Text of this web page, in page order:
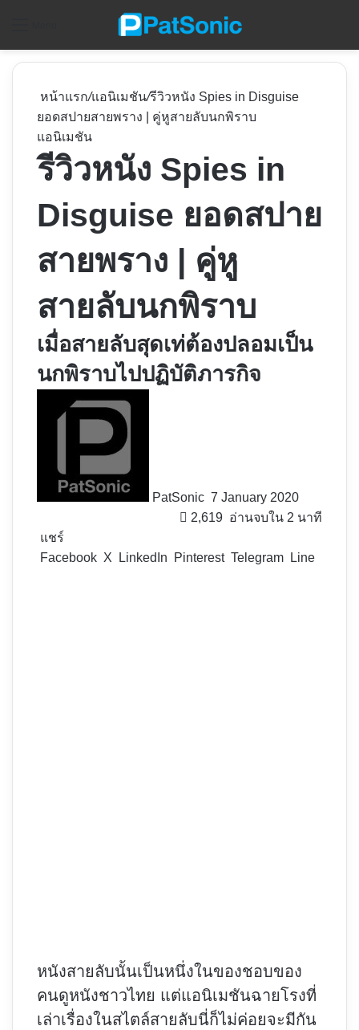
หน้าแรก/แอนิเมชัน/รีวิวหนัง Spies in Disguise
ยอดสปายสายพราง | คู่หูสายลับนกพิราบ
แอนิเมชัน
รีวิวหนัง Spies in
Disguise ยอดสปาย
สายพราง | คู่หู
สายลับนกพิราบ
เมื่อสายลับสุดเท่ต้องปลอมเป็น
นกพิราบไปปฏิบัติภารกิจ
PatSonic 7 January 2020
2,619 อ่านจบใน 2 นาที
แชร์
Facebook X LinkedIn Pinterest Telegram Line
หนังสายลับนั้นเป็นหนึ่งในของชอบของ
คนดูหนังชาวไทย แต่แอนิเมชันฉายโรงที่
เล่าเรื่องในสไตล์สายลับนี่ก็ไม่ค่อยจะมีกัน